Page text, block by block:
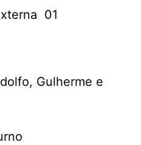
01
Gulherme e